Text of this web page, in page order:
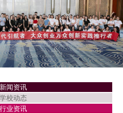
新闻资讯
学校动态
行业资讯